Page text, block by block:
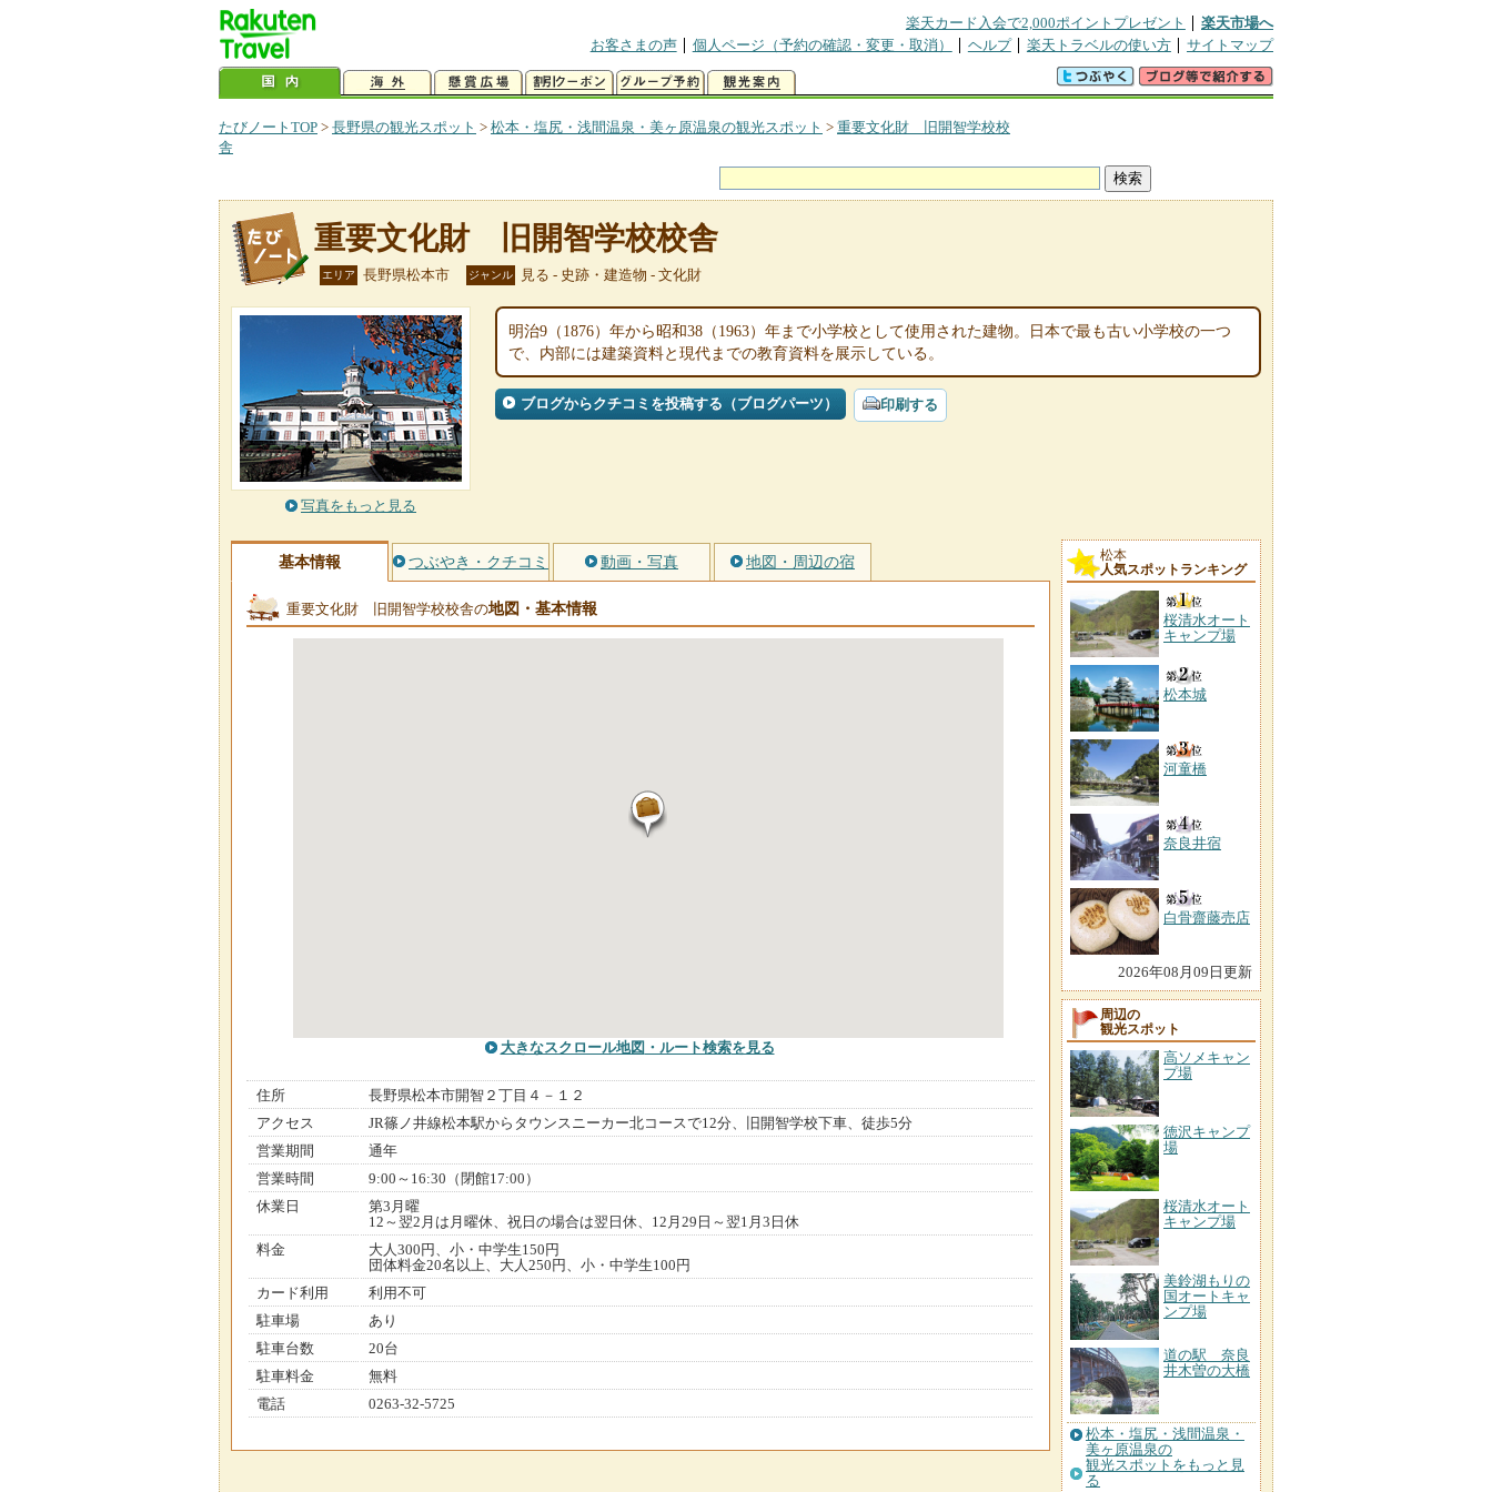
楽天カード入会で2,000ポイントプレゼント
楽天市場へ
お客さまの声
個人ページ（予約の確認・変更・取消） ヘルプ 楽天トラベルの使い方 サイトマップ
たびノートTOP > 長野県の観光スポット > 松本・塩尻・浅間温泉・美ヶ原温泉の観光スポット > 重要文化財 旧開智学校校
舎
重要文化財 旧開智学校校舎
エリア 長野県松本市 ジャンル 見る - 史跡・建造物 - 文化財
写真をもっと見る
明治9（1876）年から昭和38（1963）年まで小学校として使用された建物。日本で最も古い小学校の一つ
で、内部には建築資料と現代までの教育資料を展示している。
ブログからクチコミを投稿する（ブログパーツ） 印刷する
基本情報 つぶやき・クチコミ 動画・写真 地図・周辺の宿
重要文化財 旧開智学校校舎の地図・基本情報
大きなスクロール地図 ・ルート検索を見る
住所
長野県松本市開智２丁目４－１２
アクセス
JR篠ノ井線松本駅からタウンスニーカー北コースで12分、旧開智学校下車、徒歩5分
営業期間
通年
営業時間
9:00～16:30（閉館17:00）
休業日
第3月曜
12～翌2月は月曜休、祝日の場合は翌日休、12月29日～翌1月3日休
料金
大人300円、小・中学生150円
団体料金20名以上、大人250円、小・中学生100円
カード利用
利用不可
駐車場
あり
駐車台数
20台
駐車料金
無料
電話
0263-32-5725
松本
人気スポットランキング
桜清水オート
キャンプ場
松本城
河童橋
奈良井宿
白骨齋藤売店
2026年08月09日更新
周辺の
観光スポット
高ソメキャン
プ場
徳沢キャンプ
場
桜清水オート
キャンプ場
美鈴湖もりの
国オートキャ
ンプ場
道の駅 奈良
井木曽の大橋
松本・塩尻・浅間温泉・
美ヶ原温泉の
観光スポットをもっと見
る